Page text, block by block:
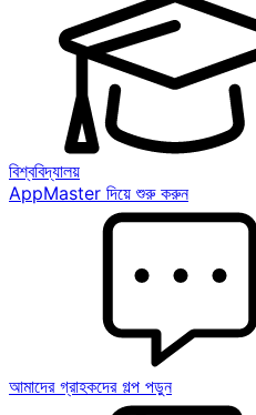
বিশ্ববিদ্যালয়
AppMaster দিয়ে শুরু করুন
আমাদের গ্রাহকদের গল্প পড়ুন